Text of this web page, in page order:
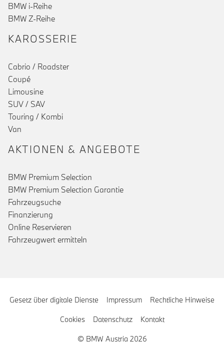
BMW i-Reihe
BMW Z-Reihe
KAROSSERIE
Cabrio / Roadster
Coupé
Limousine
SUV / SAV
Touring / Kombi
Van
AKTIONEN & ANGEBOTE
BMW Premium Selection
BMW Premium Selection Garantie
Fahrzeugsuche
Finanzierung
Online Reservieren
Fahrzeugwert ermitteln
Gesetz über digitale Dienste Impressum Rechtliche Hinweise
Cookies Datenschutz Kontakt
© BMW Austria 2026